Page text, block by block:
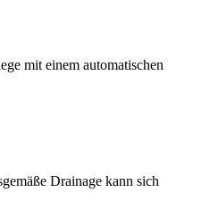
mit einem automatischen
Drainage kann sich